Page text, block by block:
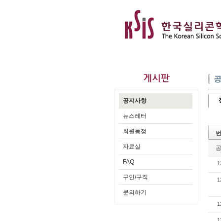
공지사항
뉴스레터
회원동정
자료실
FAQ
구인/구직
문의하기